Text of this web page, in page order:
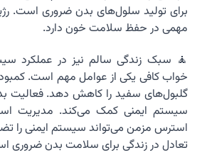
برای تولید سلول‌های بدن ضروری است.
مهمی در حفظ سلامت خون دارد.
🧘 سبک زندگی سالم نیز در عملکرد
خواب کافی یکی از عوامل مهم است.
گلبول‌های سفید را کاهش دهد. فعالیت
سیستم ایمنی کمک می‌کند. مدیریت
استرس مزمن می‌تواند سیستم ایمنی را
تعادل در زندگی برای سلامت بدن ضروری